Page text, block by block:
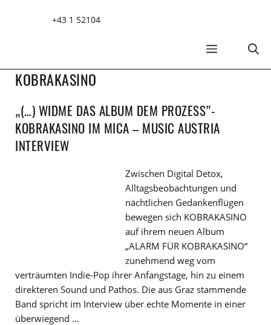
+43 1 52104
MENÜ
KOBRAKASINO
„(…) WIDME DAS ALBUM DEM PROZESS”-
KOBRAKASINO IM MICA – MUSIC AUSTRIA
INTERVIEW
Zwischen Digital Detox,
Alltagsbeobachtungen und
nächtlichen Gedankenflügen
bewegen sich KOBRAKASINO
auf ihrem neuen Album
„ALARM FÜR KOBRAKASINO“
zunehmend weg vom
verträumten Indie-Pop ihrer Anfangstage, hin zu einem
direkteren Sound und Pathos. Die aus Graz stammende
Band spricht im Interview über echte Momente in einer
überwiegend …